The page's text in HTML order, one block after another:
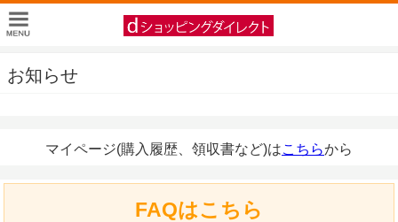
お知らせ
マイページ(購入履歴、領収書など)はこちらから
FAQはこちら